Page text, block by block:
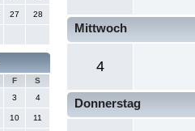
27 28
F
S
3 4
10 11
Mittwoch
4
Donnerstag